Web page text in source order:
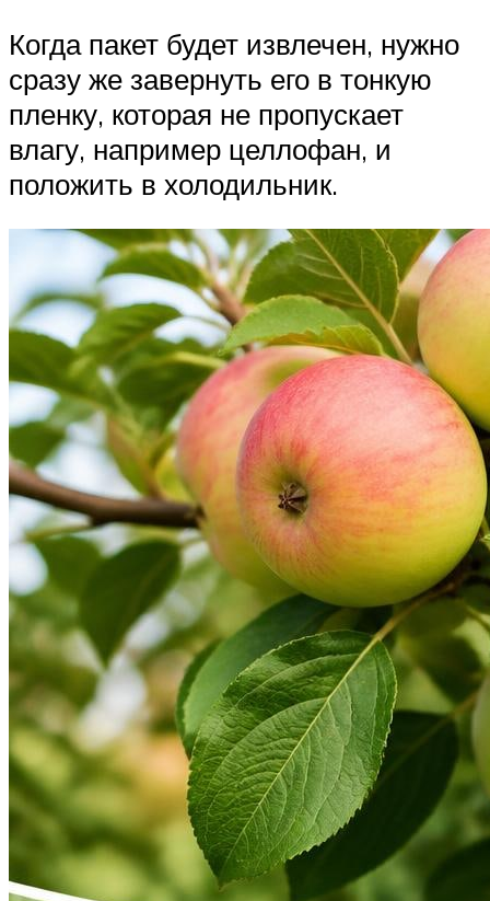
Когда пакет будет извлечен, нужно
сразу же завернуть его в тонкую
пленку, которая не пропускает
влагу, например целлофан, и
положить в холодильник.